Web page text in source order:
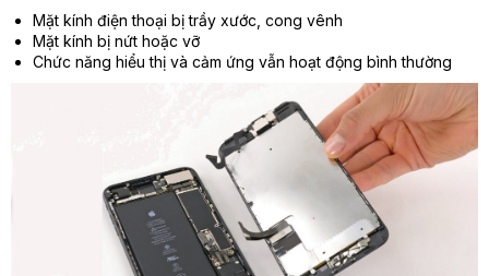
Mặt kính điện thoại bị trầy xước, cong vênh
Mặt kính bị nứt hoặc vỡ
Chức năng hiểu thị và cảm ứng vẫn hoạt động bình thường